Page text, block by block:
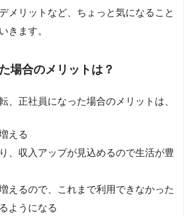
メリットなど、ちょっと気になること
きます。
場合のメリットは？
、正社員になった場合のメリットは、
える
、収入アップが見込めるので生活が豊
えるので、これまで利用できなかった
ようになる